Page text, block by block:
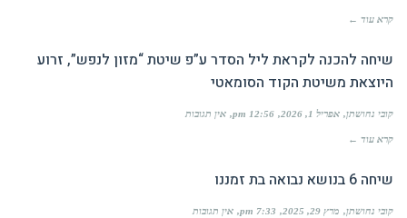
קרא עוד ←
שיחה להכנה לקראת ליל הסדר ע”פ שיטת “מזון לנפש”, זרוע
היוצאת משיטת הקוד הסומאטי
קובי נחושתן אפריל 1, 2026 12:56 pm אין תגובות
קרא עוד ←
שיחה 6 בנושא נבואה בת זמננו
קובי נחושתן מרץ 29, 2025 7:33 pm אין תגובות